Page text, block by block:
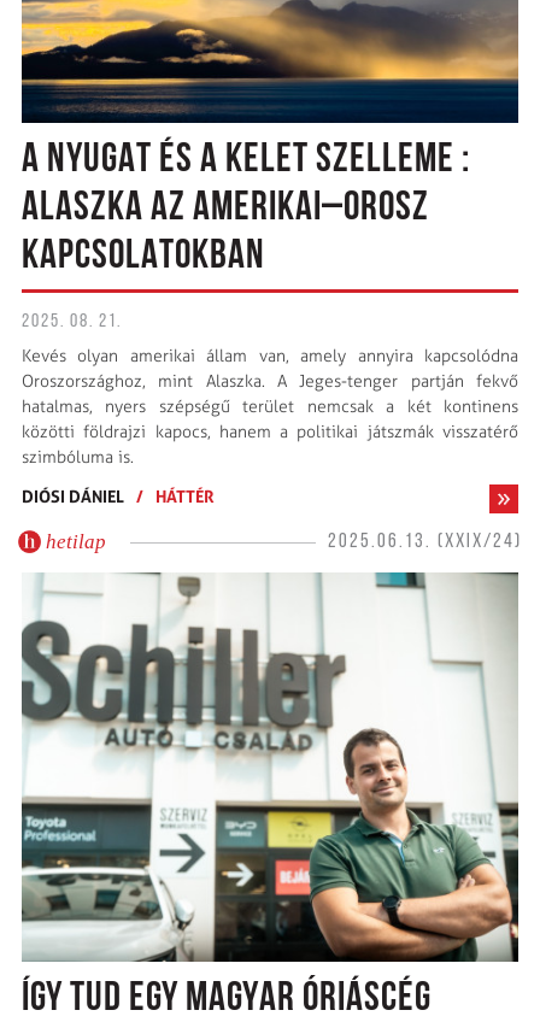
A NYUGAT ÉS A KELET SZELLEME :
ALASZKA AZ AMERIKAI–OROSZ
KAPCSOLATOKBAN
2025. 08. 21.
Kevés olyan amerikai állam van, amely annyira kapcsolódna
Oroszországhoz, mint Alaszka. A Jeges-tenger partján fekvő
hatalmas, nyers szépségű terület nemcsak a két kontinens
közötti földrajzi kapocs, hanem a politikai játszmák visszatérő
szimbóluma is.
DIÓSI DÁNIEL / HÁTTÉR
hetilap 2025.06.13. (XXIX/24)
ÍGY TUD EGY MAGYAR ÓRIÁSCÉG